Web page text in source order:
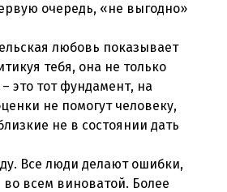
очередь, «не выгодно»
любовь показывает
тебя, она не только
это тот фундамент, на
не помогут человеку,
не в состоянии дать
Все люди делают ошибки,
всем виноватой. Более